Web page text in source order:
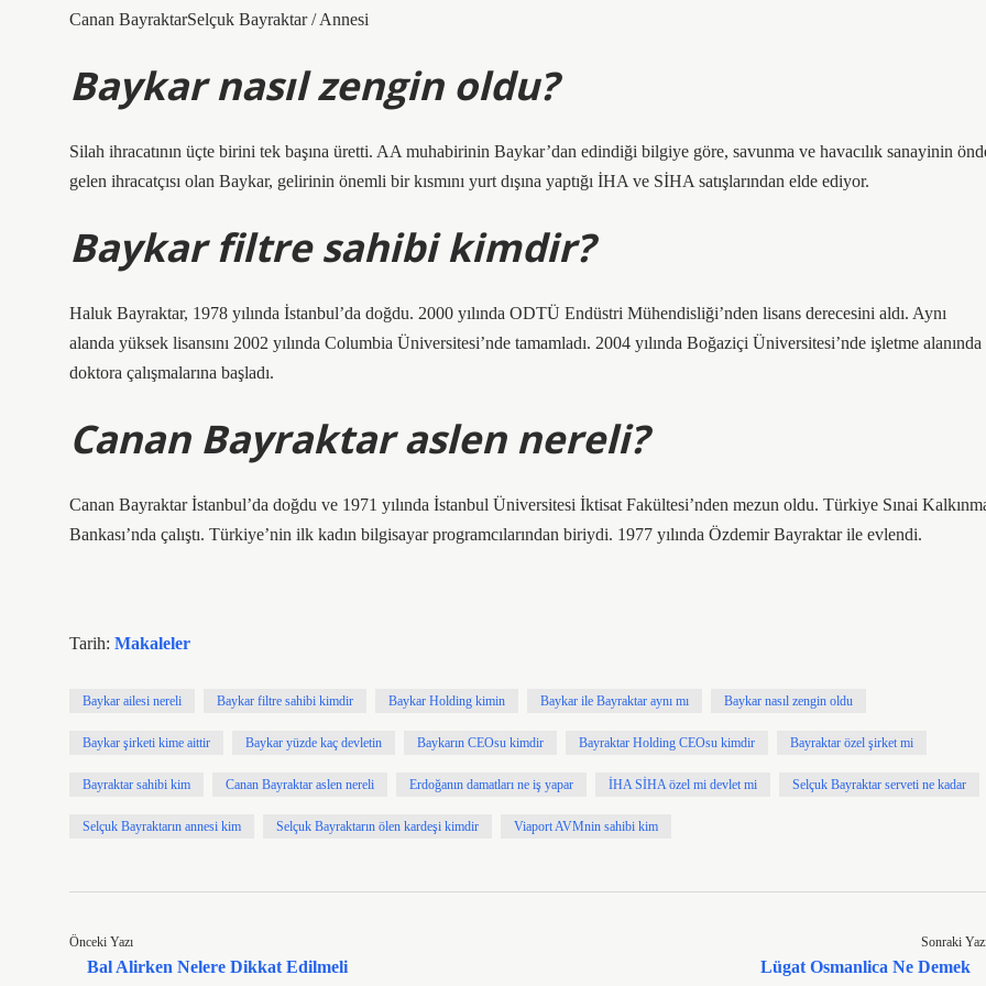
Canan BayraktarSelçuk Bayraktar / Annesi
Baykar nasıl zengin oldu?
Silah ihracatının üçte birini tek başına üretti. AA muhabirinin Baykar’dan edindiği bilgiye göre, savunma ve havacılık sanayinin
gelen ihracatçısı olan Baykar, gelirinin önemli bir kısmını yurt dışına yaptığı İHA ve SİHA satışlarından elde ediyor.
Baykar filtre sahibi kimdir?
Haluk Bayraktar, 1978 yılında İstanbul’da doğdu. 2000 yılında ODTÜ Endüstri Mühendisliği’nden lisans derecesini aldı. Aynı
alanda yüksek lisansını 2002 yılında Columbia Üniversitesi’nde tamamladı. 2004 yılında Boğaziçi Üniversitesi’nde işletme alanında
doktora çalışmalarına başladı.
Canan Bayraktar aslen nereli?
Canan Bayraktar İstanbul’da doğdu ve 1971 yılında İstanbul Üniversitesi İktisat Fakültesi’nden mezun oldu. Türkiye Sınai
Bankası’nda çalıştı. Türkiye’nin ilk kadın bilgisayar programcılarından biriydi. 1977 yılında Özdemir Bayraktar ile evlendi.
Tarih: Makaleler
Baykar ailesi nereli Baykar filtre sahibi kimdir Baykar Holding kimin Baykar ile Bayraktar aynı mı Baykar nasıl zengin oldu
Baykar şirketi kime aittir Baykar yüzde kaç devletin Baykarın CEOsu kimdir Bayraktar Holding CEOsu kimdir Bayraktar özel şirket mi
Bayraktar sahibi kim Canan Bayraktar aslen nereli Erdoğanın damatları ne iş yapar İHA SİHA özel mi devlet mi Selçuk Bayraktar serveti ne kadar
Selçuk Bayraktarın annesi kim Selçuk Bayraktarın ölen kardeşi kimdir Viaport AVMnin sahibi kim
Önceki Yazı
Bal Alirken Nelere Dikkat Edilmeli
Sonraki
Lügat Osmanlica Ne Demek